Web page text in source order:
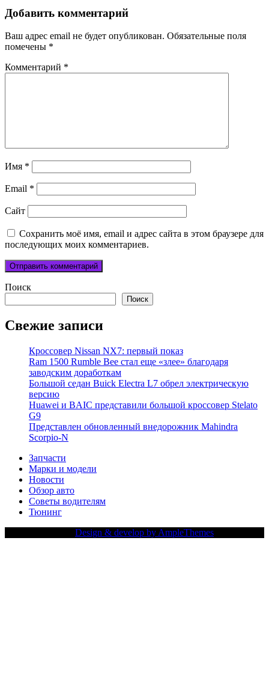
Добавить комментарий
Ваш адрес email не будет опубликован. Обязательные поля
помечены *
Комментарий *
Имя *
Email *
Сайт
Сохранить моё имя, email и адрес сайта в этом браузере для
последующих моих комментариев.
Поиск
Поиск
Свежие записи
Кроссовер Nissan NX7: первый показ
Ram 1500 Rumble Bee стал еще «злее» благодаря
заводским доработкам
Большой седан Buick Electra L7 обрел электрическую
версию
Huawei и BAIC представили большой кроссовер Stelato
G9
Представлен обновленный внедорожник Mahindra
Scorpio-N
Запчасти
Марки и модели
Новости
Обзор авто
Советы водителям
Тюнинг
Design & develop by AmpleThemes